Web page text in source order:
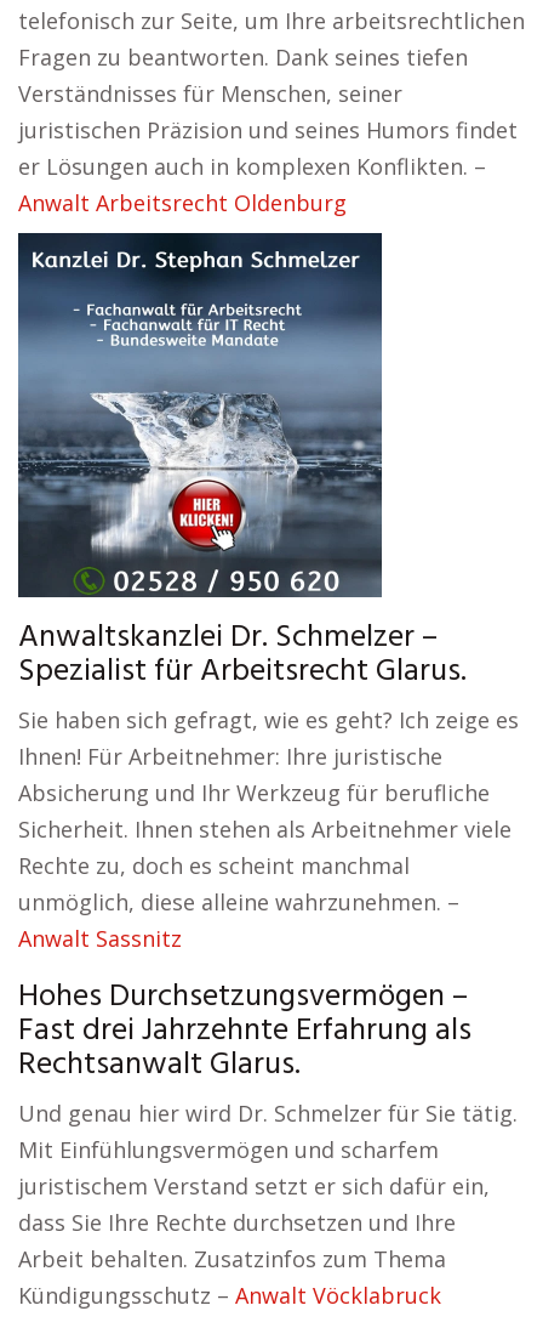
telefonisch zur Seite, um Ihre arbeitsrechtlichen
Fragen zu beantworten. Dank seines tiefen
Verständnisses für Menschen, seiner
juristischen Präzision und seines Humors findet
er Lösungen auch in komplexen Konflikten. –
Anwalt Arbeitsrecht Oldenburg
Anwaltskanzlei Dr. Schmelzer –
Spezialist für Arbeitsrecht Glarus.
Sie haben sich gefragt, wie es geht? Ich zeige es
Ihnen! Für Arbeitnehmer: Ihre juristische
Absicherung und Ihr Werkzeug für berufliche
Sicherheit. Ihnen stehen als Arbeitnehmer viele
Rechte zu, doch es scheint manchmal
unmöglich, diese alleine wahrzunehmen. –
Anwalt Sassnitz
Hohes Durchsetzungsvermögen –
Fast drei Jahrzehnte Erfahrung als
Rechtsanwalt Glarus.
Und genau hier wird Dr. Schmelzer für Sie tätig.
Mit Einfühlungsvermögen und scharfem
juristischem Verstand setzt er sich dafür ein,
dass Sie Ihre Rechte durchsetzen und Ihre
Arbeit behalten. Zusatzinfos zum Thema
Kündigungsschutz – Anwalt Vöcklabruck